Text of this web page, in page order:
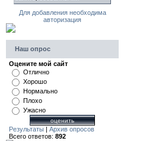
Для добавления необходима
авторизация
Наш опрос
Оцените мой сайт
Отлично
Хорошо
Нормально
Плохо
Ужасно
Результаты | Архив опросов
Всего ответов: 892